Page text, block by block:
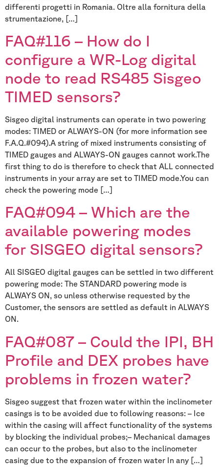
differenti progetti in Romania. Oltre alla fornitura della
strumentazione, […]
FAQ#116 – How do I
configure a WR-Log digital
node to read RS485 Sisgeo
TIMED sensors?
Sisgeo digital instruments can operate in two powering
modes: TIMED or ALWAYS-ON (for more information see
F.A.Q.#094).A string of mixed instruments consisting of
TIMED gauges and ALWAYS-ON gauges cannot work.The
first thing to do is therefore to check that ALL connected
instruments in your array are set to TIMED mode.You can
check the powering mode […]
FAQ#094 – Which are the
available powering modes
for SISGEO digital sensors?
All SISGEO digital gauges can be settled in two different
powering mode: The STANDARD powering mode is
ALWAYS ON, so unless otherwise requested by the
Customer, the sensors are settled as default in ALWAYS
ON.
FAQ#087 – Could the IPI, BH
Profile and DEX probes have
problems in frozen water?
Sisgeo suggest that frozen water within the inclinometer
casings is to be avoided due to following reasons: – Ice
within the casing will affect functionality of the systems
by blocking the individual probes;– Mechanical damages
can occur to the probes, but also to the inclinometer
casing due to the expansion of frozen water In any […]